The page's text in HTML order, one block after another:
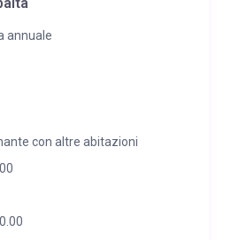
una cucina e una camera
completi di pentole e stoviglie.
tramite wi-fi. All’esterno dalla
per la produzione di
dei pannelli solari
calda ovviamente con
veramente tranquilla da
annuale
con altre abitazioni